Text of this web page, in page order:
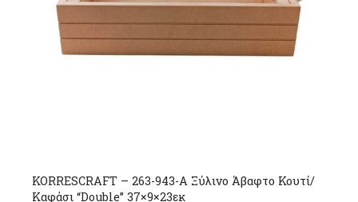
KORRESCRAFT-ΚΟΡΝΙΖΑ ΞΥΛΙΝΗ 10X15 MARE
SLIM-TAUPE 241-301-107